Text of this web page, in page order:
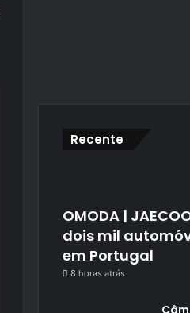
Recente
OMODA |
dois mil
em Portugal
8 horas atrás